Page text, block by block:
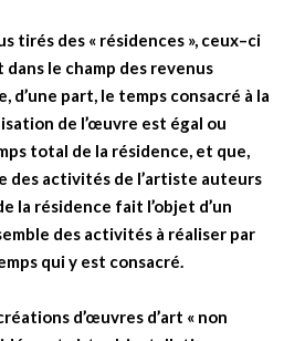
tirés des « résidences », ceux–ci
le champ des revenus
d’une part, le temps consacré à la
de l’œuvre est égal ou
total de la résidence, et que,
des activités de l’artiste auteurs
la résidence fait l’objet d’un
des activités à réaliser par
qui y est consacré.
d’œuvres d’art « non